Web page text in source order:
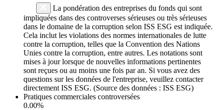
La pondération des entreprises du fonds qui sont
impliquées dans des controverses sérieuses ou très sérieuses
dans le domaine de la corruption selon ISS ESG est indiquée.
Cela inclut les violations des normes internationales de lutte
contre la corruption, telles que la Convention des Nations
Unies contre la corruption, entre autres. Les notations sont
mises à jour lorsque de nouvelles informations pertinentes
sont reçues ou au moins une fois par an. Si vous avez des
questions sur les données de l'entreprise, veuillez contacter
directement ISS ESG. (Source des données : ISS ESG)
Pratiques commerciales controversées
0.00%